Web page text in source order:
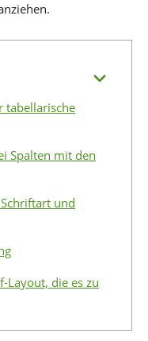
tabellarische
Spalten mit den
und
Layout, die es zu